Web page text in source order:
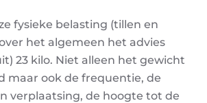
fysieke belasting (tillen en
het algemeen het advies
23 kilo. Niet alleen het gewicht
maar ook de frequentie, de
verplaatsing, de hoogte tot de